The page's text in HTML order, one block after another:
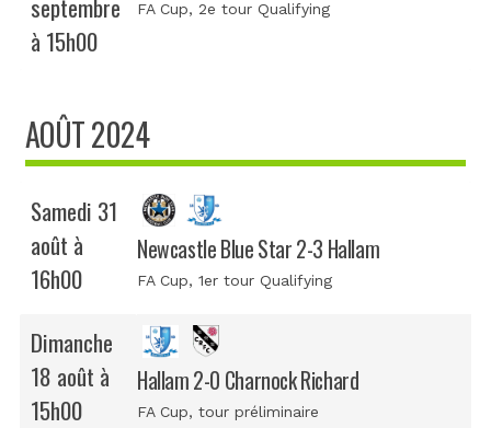
à 15h00
FA Cup, 2e tour Qualifying
AOÛT 2024
Samedi 31
août à
16h00
Newcastle Blue Star 2-3 Hallam
FA Cup, 1er tour Qualifying
Dimanche
18 août à
15h00
Hallam 2-0 Charnock Richard
FA Cup, tour préliminaire